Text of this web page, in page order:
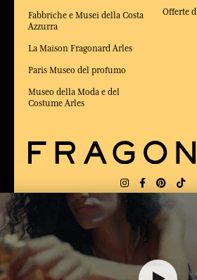
Fabbriche e Musei della Costa
Azzurra
La Maison Fragonard Arles
Paris Museo del profumo
Museo della Moda e del
Costume Arles
Offerte
CONSEGNA: FR